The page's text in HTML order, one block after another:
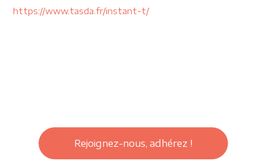
https://www.tasda.fr/instant-t/
Rejoignez-nous, adhérez !